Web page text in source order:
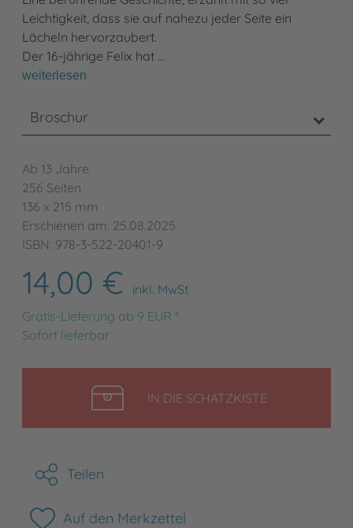
Leichtigkeit, dass sie auf nahezu jeder Seite ein
Lächeln hervorzaubert.
Der 16-jährige Felix hat …
weiterlesen
Broschur
Ab 13 Jahre
256 Seiten
136 x 215 mm
Erschienen am: 25.08.2025
ISBN: 978-3-522-20401-9
14,00 €
inkl. MwSt
Gratis-Lieferung ab 9 EUR *
Sofort lieferbar
IN DIE SCHATZKISTELEGEN
Teilen
Auf den Merkzettel